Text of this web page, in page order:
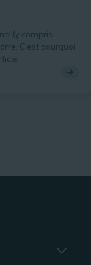
(y compris
C’est pourquoi